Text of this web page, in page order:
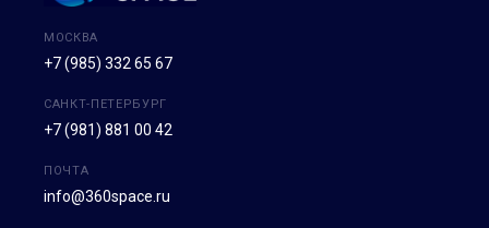
МОСКВА
+7 (985) 332 65 67
САНКТ-ПЕТЕРБУРГ
+7 (981) 881 00 42
ПОЧТА
info@360space.ru